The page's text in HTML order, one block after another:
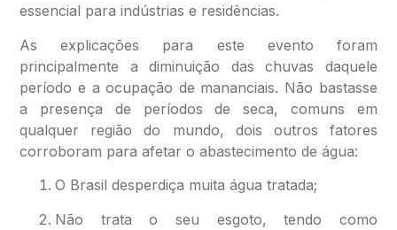
essencial para indústrias e residências.
As explicações para este evento foram
principalmente a diminuição das chuvas daquele
período e a ocupação de mananciais. Não bastasse
a presença de períodos de seca, comuns em
qualquer região do mundo, dois outros fatores
corroboram para afetar o abastecimento de água:
O Brasil desperdiça muita água tratada;
Não trata o seu esgoto, tendo como